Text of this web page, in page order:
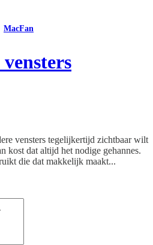
MacFan
vensters tegelijkertijd zichtbaar wilt
kost dat altijd het nodige gehannes.
die dat makkelijk maakt...